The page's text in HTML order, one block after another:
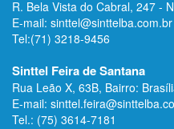
R. Bela Vista do Cabral, 247 -
E-mail: sinttel@sinttelba.com.br
Tel:(71) 3218-9456
Sinttel Feira de Santana
Rua Leão X, 63B, Bairro:
E-mail:
Tel.: (75) 3614-7181